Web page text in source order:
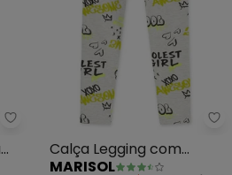
Malwee Kids - Calça Legging
Calça Legging com
Aroma Infantil (Cinza)
MARISOL